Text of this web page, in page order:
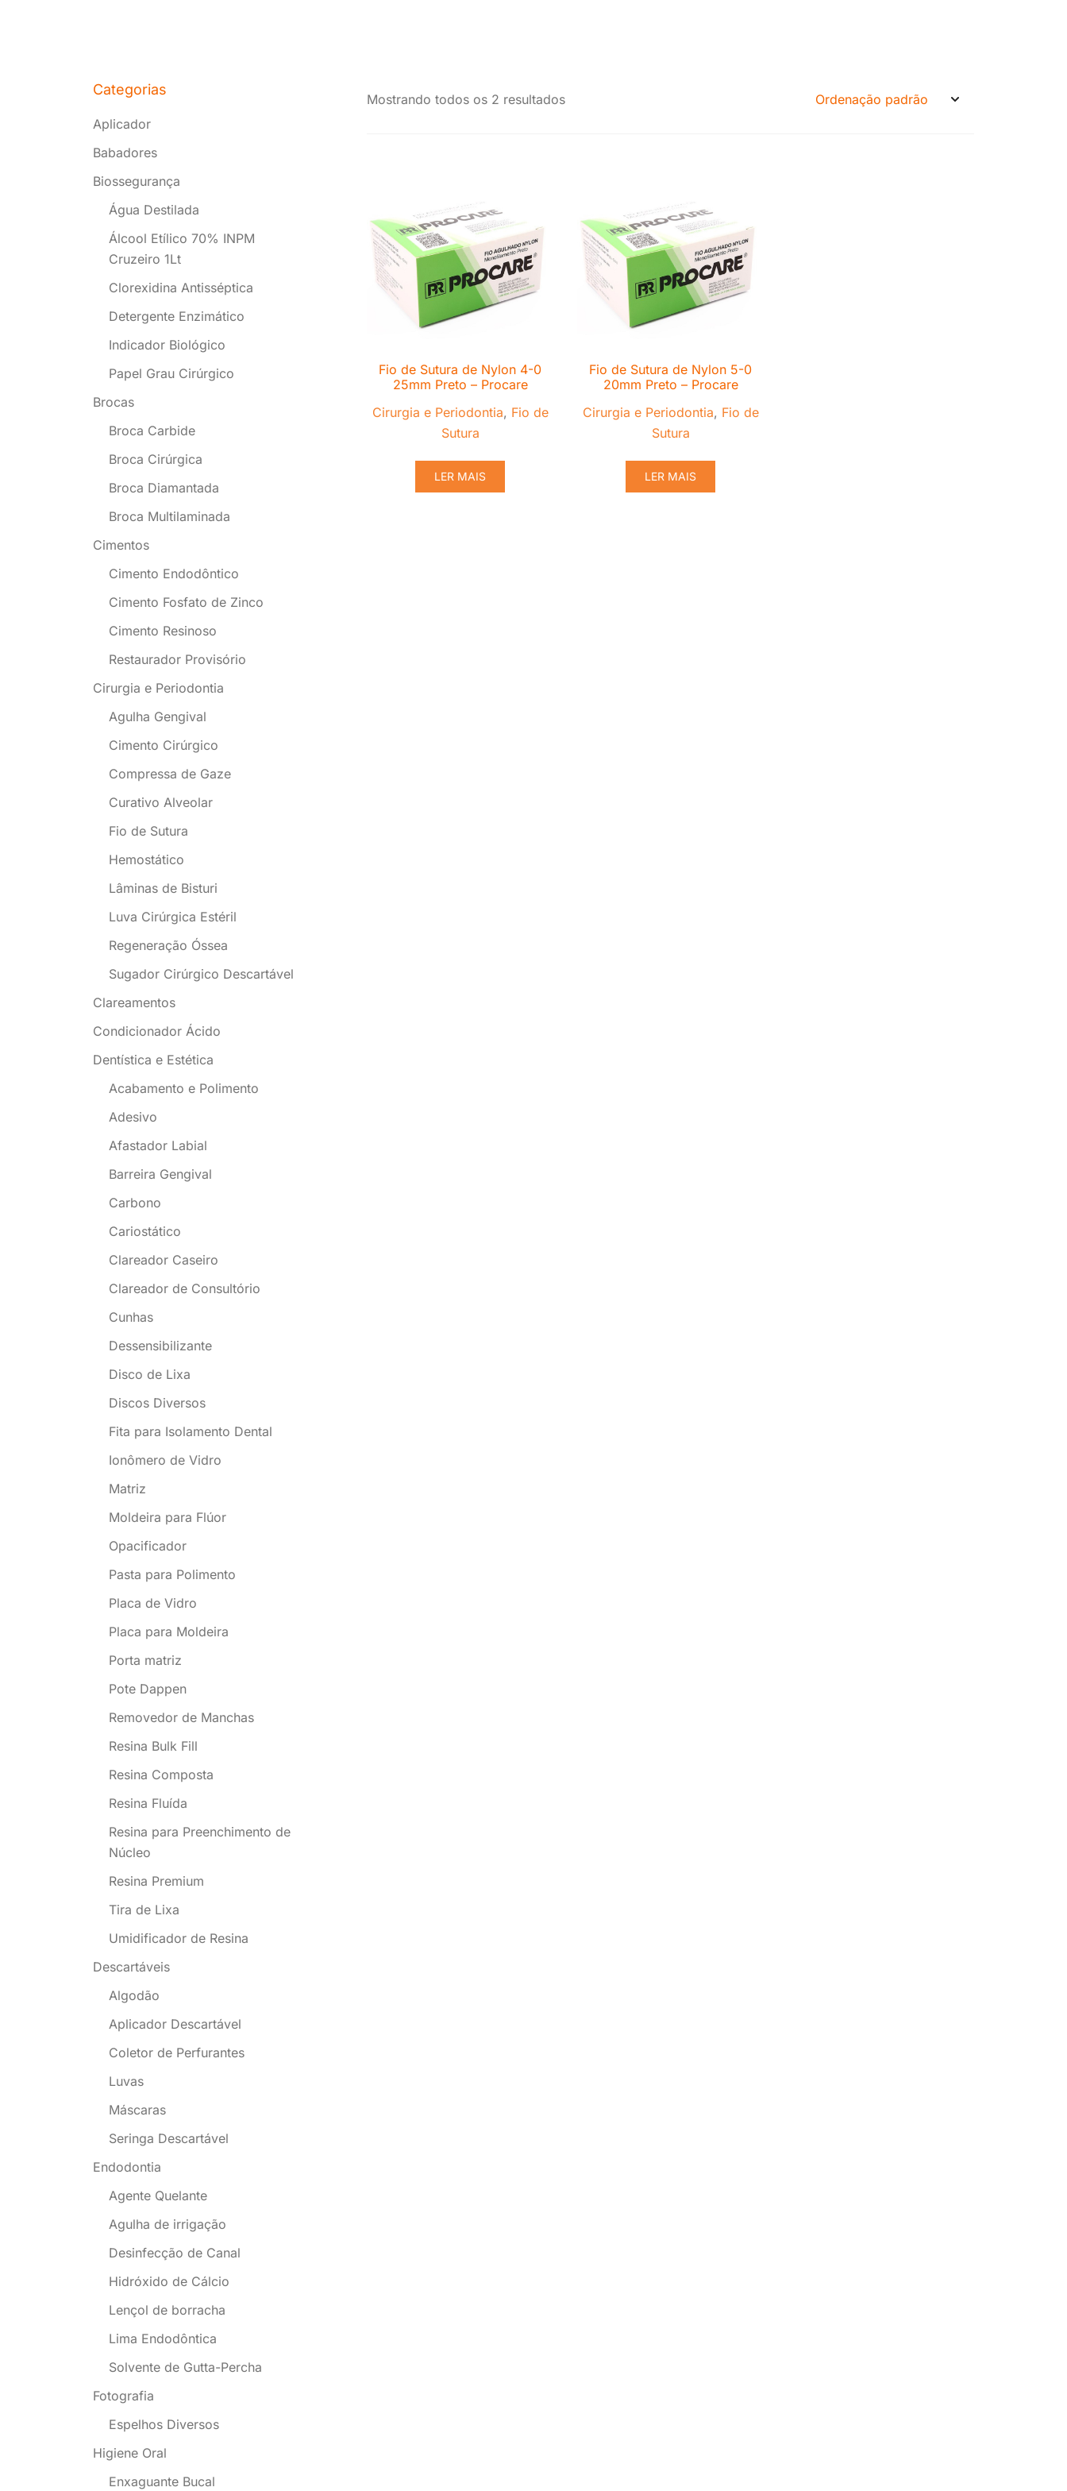
Mostrando todos os 2 resultados
Fio de Sutura de Nylon 4-0
25mm Preto – Procare
Cirurgia e Periodontia, Fio de
Sutura
LER MAIS
Fio de Sutura de Nylon 5-0
20mm Preto – Procare
Cirurgia e Periodontia, Fio de
Sutura
LER MAIS
Categorias
Aplicador
Babadores
Biossegurança
Água Destilada
Álcool Etílico 70% INPM
Cruzeiro 1Lt
Clorexidina Antisséptica
Detergente Enzimático
Indicador Biológico
Papel Grau Cirúrgico
Brocas
Broca Carbide
Broca Cirúrgica
Broca Diamantada
Broca Multilaminada
Cimentos
Cimento Endodôntico
Cimento Fosfato de Zinco
Cimento Resinoso
Restaurador Provisório
Cirurgia e Periodontia
Agulha Gengival
Cimento Cirúrgico
Compressa de Gaze
Curativo Alveolar
Fio de Sutura
Hemostático
Lâminas de Bisturi
Luva Cirúrgica Estéril
Regeneração Óssea
Sugador Cirúrgico Descartável
Clareamentos
Condicionador Ácido
Dentística e Estética
Acabamento e Polimento
Adesivo
Afastador Labial
Barreira Gengival
Carbono
Cariostático
Clareador Caseiro
Clareador de Consultório
Cunhas
Dessensibilizante
Disco de Lixa
Discos Diversos
Fita para Isolamento Dental
Ionômero de Vidro
Matriz
Moldeira para Flúor
Opacificador
Pasta para Polimento
Placa de Vidro
Placa para Moldeira
Porta matriz
Pote Dappen
Removedor de Manchas
Resina Bulk Fill
Resina Composta
Resina Fluída
Resina para Preenchimento de
Núcleo
Resina Premium
Tira de Lixa
Umidificador de Resina
Descartáveis
Algodão
Aplicador Descartável
Coletor de Perfurantes
Luvas
Máscaras
Seringa Descartável
Endodontia
Agente Quelante
Agulha de irrigação
Desinfecção de Canal
Hidróxido de Cálcio
Lençol de borracha
Lima Endodôntica
Solvente de Gutta-Percha
Fotografia
Espelhos Diversos
Higiene Oral
Enxaguante Bucal